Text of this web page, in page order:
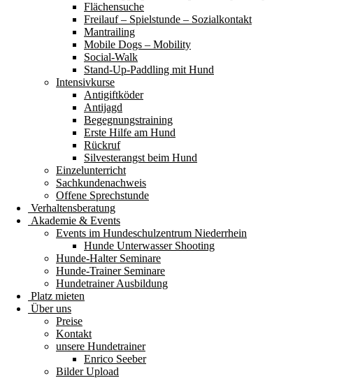
Flächensuche
Freilauf – Spielstunde – Sozialkontakt
Mantrailing
Mobile Dogs – Mobility
Social-Walk
Stand-Up-Paddling mit Hund
Intensivkurse
Antigiftköder
Antijagd
Begegnungstraining
Erste Hilfe am Hund
Rückruf
Silvesterangst beim Hund
Einzelunterricht
Sachkundenachweis
Offene Sprechstunde
Verhaltensberatung
Akademie & Events
Events im Hundeschulzentrum Niederrhein
Hunde Unterwasser Shooting
Hunde-Halter Seminare
Hunde-Trainer Seminare
Hundetrainer Ausbildung
Platz mieten
Über uns
Preise
Kontakt
unsere Hundetrainer
Enrico Seeber
Bilder Upload